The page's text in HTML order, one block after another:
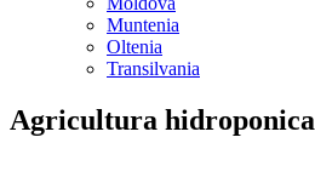
Muntenia
Oltenia
Transilvania
Agricultura hidroponica